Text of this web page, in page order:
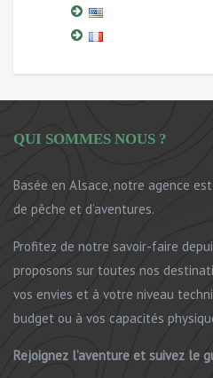
QUI SOMMES NOUS ?
Basée en Alsace, notre agence
de pêche et d’aventures.
Profitez de notre savoir-faire
proposons sur toutes nos
vos envies et à votre niveau
budget ou à vos capacités
Rejoignez l’aventure et suivez le